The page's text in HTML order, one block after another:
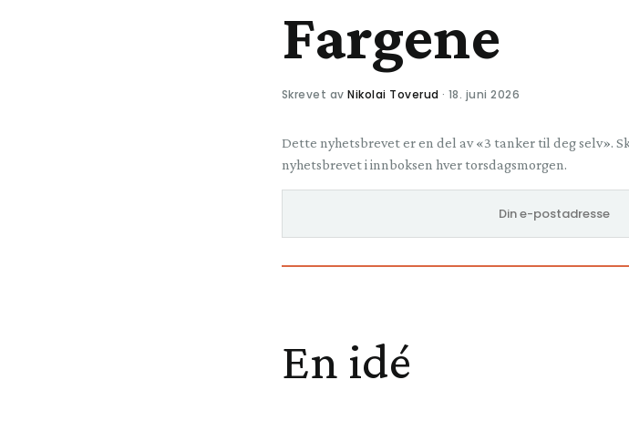
Fargene
Skrevet avNikolai Toverud · 18. juni 2026
Dette nyhetsbrevet er en del av «3 tanker til deg selv».
nyhetsbrevet i innboksen hver torsdagsmorgen.
En idé